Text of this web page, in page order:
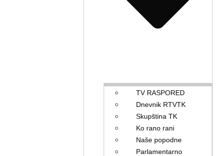
TV RASPORED
Dnevnik RTVTK
Skupština TK
Ko rano rani
Naše popodne
Parlamentarno